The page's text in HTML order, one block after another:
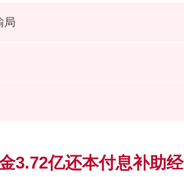
局
3.72亿还本付息补助经